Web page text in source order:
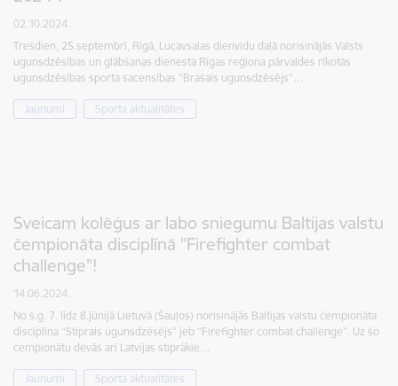
02.10.2024.
Trešdien, 25.septembrī, Rīgā, Lucavsalas dienvidu daļā norisinājās Valsts
ugunsdzēsības un glābšanas dienesta Rīgas reģiona pārvaldes rīkotās
ugunsdzēsības sporta sacensības “Brašais ugunsdzēsējs”…
Jaunumi Sporta aktualitātes
Sveicam kolēģus ar labo sniegumu Baltijas valstu
čempionāta disciplīnā "Firefighter combat
challenge"!
14.06.2024.
No š.g. 7. līdz 8.jūnijā Lietuvā (Šauļos) norisinājās Baltijas valstu čempionāta
disciplīna “Stiprais ugunsdzēsējs” jeb “Firefighter combat challenge”. Uz šo
čempionātu devās arī Latvijas stiprākie…
Jaunumi Sporta aktualitātes